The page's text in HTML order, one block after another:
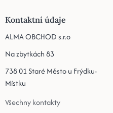
Kontaktní údaje
ALMA OBCHOD s.r.o
Na zbytkách 83
738 01 Staré Město u Frýdku-
Místku
Všechny kontakty